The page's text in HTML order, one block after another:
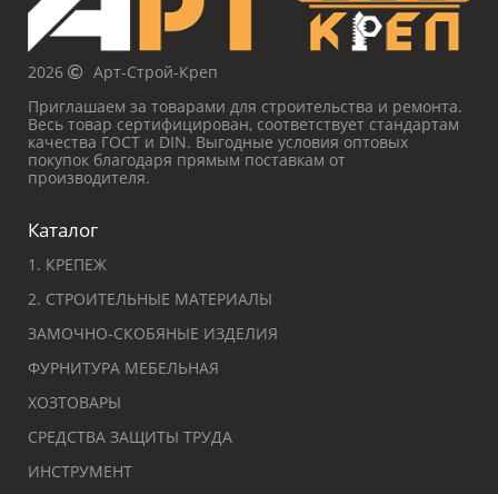
2026
Арт-Строй-Креп
Приглашаем за товарами для строительства и ремонта.
Весь товар сертифицирован, соответствует стандартам
качества ГОСТ и DIN. Выгодные условия оптовых
покупок благодаря прямым поставкам от
производителя.
Каталог
1. КРЕПЕЖ
2. СТРОИТЕЛЬНЫЕ МАТЕРИАЛЫ
ЗАМОЧНО-СКОБЯНЫЕ ИЗДЕЛИЯ
ФУРНИТУРА МЕБЕЛЬНАЯ
ХОЗТОВАРЫ
СРЕДСТВА ЗАЩИТЫ ТРУДА
ИНСТРУМЕНТ